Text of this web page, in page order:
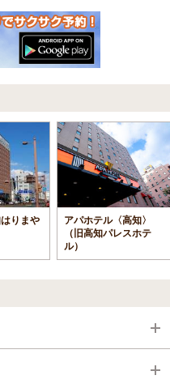
りまや
アパホテル〈高知〉
（旧高知パレスホテ
ル）